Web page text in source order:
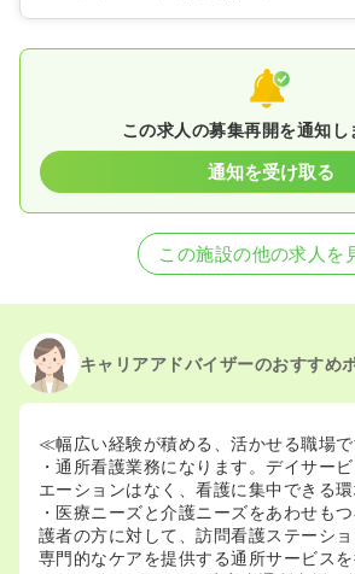
この求人の募集再開を通知し
通知を受け取る
この施設の他の求人を
キャリアアドバイザーのおすすめ
≪幅広い経験が積める、活かせる職場
・通所看護業務になります。デイサー
エーションはなく、看護に集中できる環
・医療ニーズと介護ニーズをあわせも
護者の方に対して、訪問看護ステーシ
専門的なケアを提供する通所サービスを